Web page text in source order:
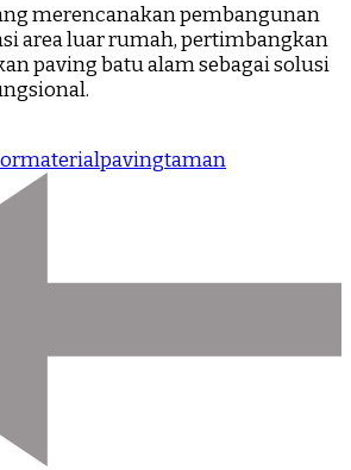
merencanakan pembangunan
area luar rumah, pertimbangkan
paving batu alam sebagai solusi
materialpavingtaman